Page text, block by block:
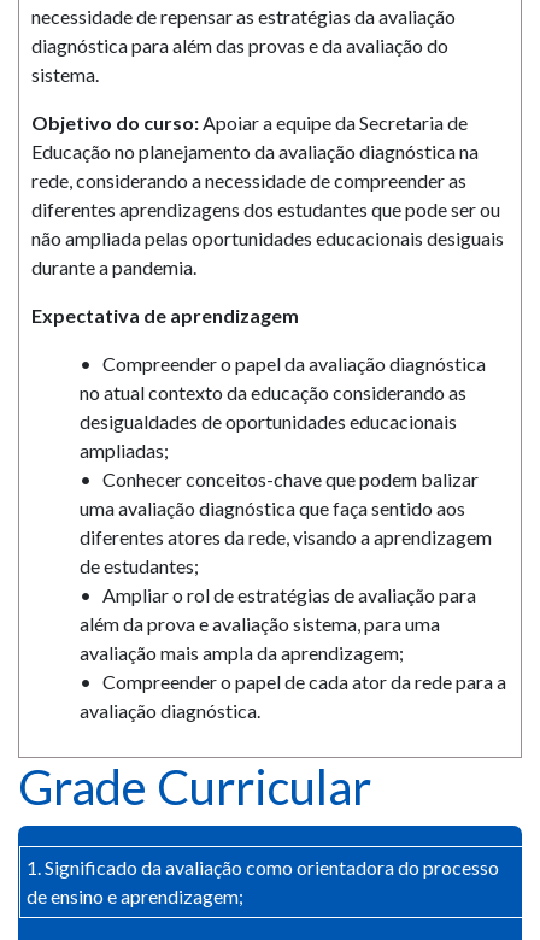
necessidade de repensar as estratégias da avaliação
diagnóstica para além das provas e da avaliação do
sistema.
Objetivo do curso:Apoiar a equipe da Secretaria de
Educação no planejamento da avaliação diagnóstica na
rede, considerando a necessidade de compreender as
diferentes aprendizagens dos estudantes que pode ser ou
não ampliada pelas oportunidades educacionais desiguais
durante a pandemia.
Expectativa de aprendizagem
• Compreender o papel da avaliação diagnóstica
no atual contexto da educação considerando as
desigualdades de oportunidades educacionais
ampliadas;
• Conhecer conceitos-chave que podem balizar
uma avaliação diagnóstica que faça sentido aos
diferentes atores da rede, visando a aprendizagem
de estudantes;
• Ampliar o rol de estratégias de avaliação para
além da prova e avaliação sistema, para uma
avaliação mais ampla da aprendizagem;
• Compreender o papel de cada ator da rede para a
avaliação diagnóstica.
Grade Curricular
1. Significado da avaliação como orientadora do processo
de ensino e aprendizagem;